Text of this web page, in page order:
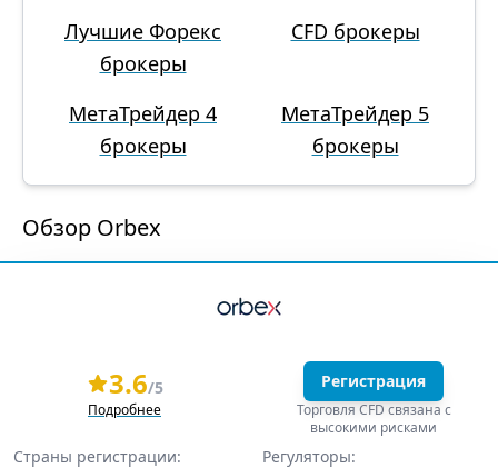
Лучшие Форекс
брокеры
CFD брокеры
МетаТрейдер 4
брокеры
МетаТрейдер 5
брокеры
Обзор Orbex
3.6/5
Подробнее
Регистрация
Торговля CFD связана с
высокими рисками
Страны регистрации: Регуляторы: